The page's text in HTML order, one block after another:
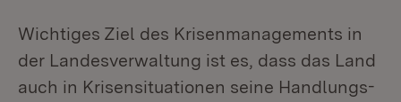
Wichtiges Ziel des Krisenmanagements in
der Landesverwaltung ist es, dass das Land
auch in Krisensituationen seine Handlungs-